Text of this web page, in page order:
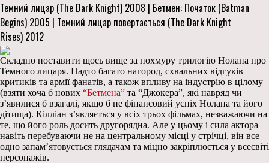
Темний лицар (The Dark Knight) 2008 | Бетмен: Початок (Batman
Begins) 2005 | Темний лицар повертається (The Dark Knight
Rises) 2012
Складно поставити щось вище за похмуру трилогію Нолана про
Темного лицаря. Надто багато нагород, схвальних відгуків
критиків та армії фанатів, а також впливу на індустрію в цілому
(взяти хоча б нових “Бетмена” та “Джокера”, які навряд чи
з’явилися б взагалі, якщо б не фінансовий успіх Нолана та його
дітища). Кілліан з’являється у всіх трьох фільмах, незважаючи на
те, що його роль досить другорядна. Але у цьому і сила актора –
навіть перебуваючи не на центральному місці у стрічці, він все
одно запам’ятовується глядачам та міцно закріплюється у всесвіті
персонажів.